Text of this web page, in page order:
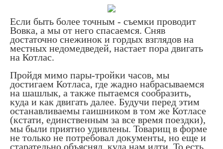
Если быть более точным - съемки проводит
Вовка, а мы от него спасаемся. Сняв
достаточно снежинок и гордых взглядов на
местных недомедведей, настает пора двигать
на Котлас.
Пройдя мимо пары-тройки часов, мы
достигаем Котласа, где жадно набрасываемся
на шашлык, а также пытаемся сообразить,
куда и как двигать далее. Будучи перед этим
останавливаемы гаишником в том же Котласе
(кстати, единственным за все время поездки),
мы были приятно удивлены. Товарищ в форме
не только не потребовал документы, но еще и
старательно объяснял, куда нам идти. То есть,